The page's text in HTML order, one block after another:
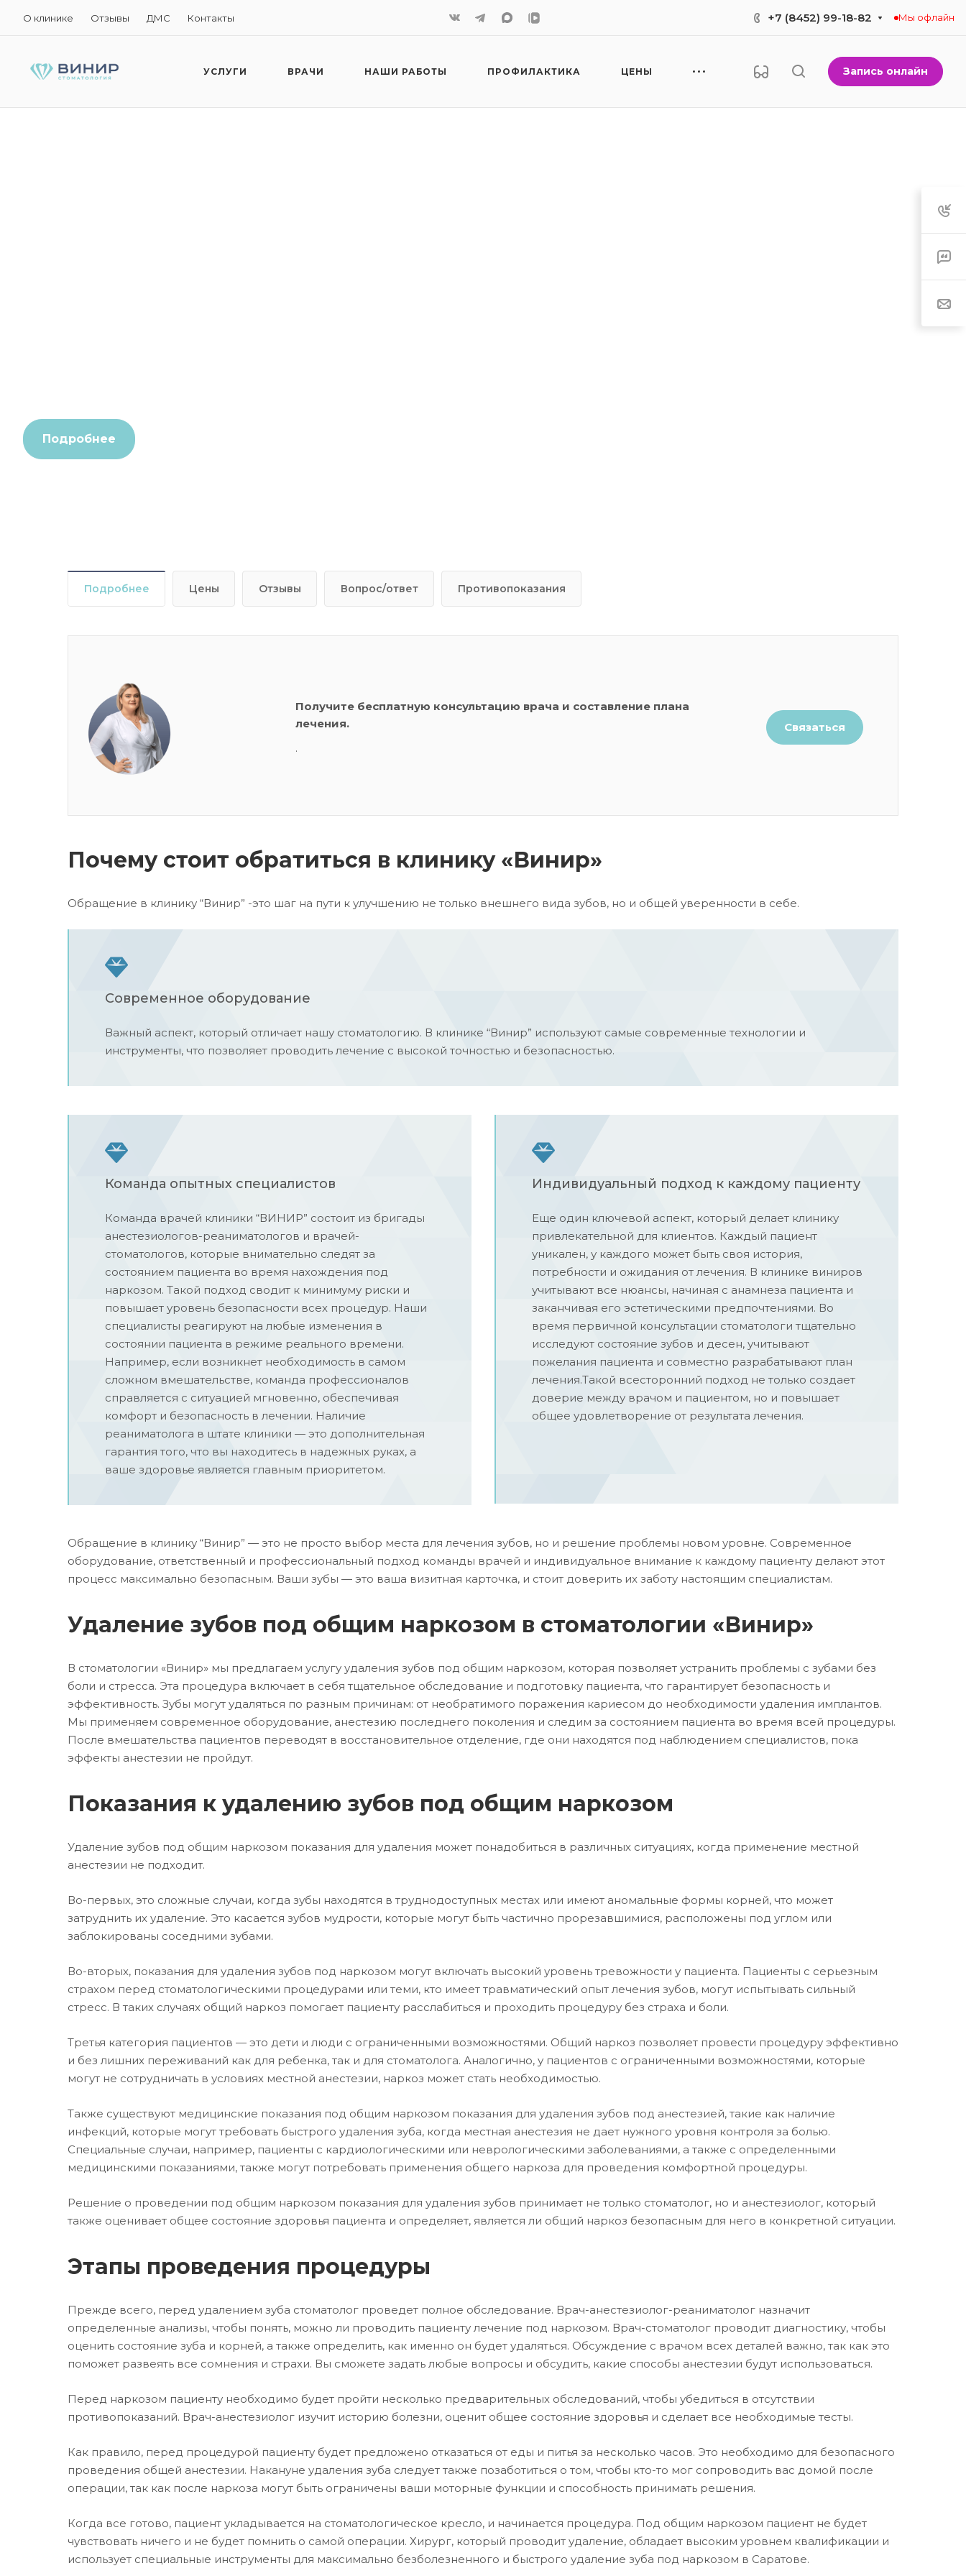
О клинике Отзывы ДМС Контакты +7 (8452) 99-18-82 Мы офлайн
УСЛУГИ ВРАЧИ НАШИ РАБОТЫ ПРОФИЛАКТИКА ЦЕНЫ Запись онлайн
Подробнее
Подробнее Цены Отзывы Вопрос/ответ Противопоказания
Получите бесплатную консультацию врача и составление плана
лечения.
.
Связаться
Почему стоит обратиться в клинику «Винир»
Обращение в клинику “Винир” -это шаг на пути к улучшению не только внешнего вида зубов, но и общей уверенности в себе.
Современное оборудование
Важный аспект, который отличает нашу стоматологию. В клинике “Винир” используют самые современные технологии и
инструменты, что позволяет проводить лечение с высокой точностью и безопасностью.
Команда опытных специалистов
Команда врачей клиники “ВИНИР” состоит из бригады
анестезиологов-реаниматологов и врачей-
стоматологов, которые внимательно следят за
состоянием пациента во время нахождения под
наркозом. Такой подход сводит к минимуму риски и
повышает уровень безопасности всех процедур. Наши
специалисты реагируют на любые изменения в
состоянии пациента в режиме реального времени.
Например, если возникнет необходимость в самом
сложном вмешательстве, команда профессионалов
справляется с ситуацией мгновенно, обеспечивая
комфорт и безопасность в лечении. Наличие
реаниматолога в штате клиники — это дополнительная
гарантия того, что вы находитесь в надежных руках, а
ваше здоровье является главным приоритетом.
Индивидуальный подход к каждому пациенту
Еще один ключевой аспект, который делает клинику
привлекательной для клиентов. Каждый пациент
уникален, у каждого может быть своя история,
потребности и ожидания от лечения. В клинике виниров
учитывают все нюансы, начиная с анамнеза пациента и
заканчивая его эстетическими предпочтениями. Во
время первичной консультации стоматологи тщательно
исследуют состояние зубов и десен, учитывают
пожелания пациента и совместно разрабатывают план
лечения.Такой всесторонний подход не только создает
доверие между врачом и пациентом, но и повышает
общее удовлетворение от результата лечения.
Обращение в клинику “Винир” — это не просто выбор места для лечения зубов, но и решение проблемы новом уровне. Современное
оборудование, ответственный и профессиональный подход команды врачей и индивидуальное внимание к каждому пациенту делают этот
процесс максимально безопасным. Ваши зубы — это ваша визитная карточка, и стоит доверить их заботу настоящим специалистам.
Удаление зубов под общим наркозом в стоматологии «Винир»
В стоматологии «Винир» мы предлагаем услугу удаления зубов под общим наркозом, которая позволяет устранить проблемы с зубами без
боли и стресса. Эта процедура включает в себя тщательное обследование и подготовку пациента, что гарантирует безопасность и
эффективность. Зубы могут удаляться по разным причинам: от необратимого поражения кариесом до необходимости удаления имплантов.
Мы применяем современное оборудование, анестезию последнего поколения и следим за состоянием пациента во время всей процедуры.
После вмешательства пациентов переводят в восстановительное отделение, где они находятся под наблюдением специалистов, пока
эффекты анестезии не пройдут.
Показания к удалению зубов под общим наркозом
Удаление зубов под общим наркозом показания для удаления может понадобиться в различных ситуациях, когда применение местной
анестезии не подходит.
Во-первых, это сложные случаи, когда зубы находятся в труднодоступных местах или имеют аномальные формы корней, что может
затруднить их удаление. Это касается зубов мудрости, которые могут быть частично прорезавшимися, расположены под углом или
заблокированы соседними зубами.
Во-вторых, показания для удаления зубов под наркозом могут включать высокий уровень тревожности у пациента. Пациенты с серьезным
страхом перед стоматологическими процедурами или теми, кто имеет травматический опыт лечения зубов, могут испытывать сильный
стресс. В таких случаях общий наркоз помогает пациенту расслабиться и проходить процедуру без страха и боли.
Третья категория пациентов — это дети и люди с ограниченными возможностями. Общий наркоз позволяет провести процедуру эффективно
и без лишних переживаний как для ребенка, так и для стоматолога. Аналогично, у пациентов с ограниченными возможностями, которые
могут не сотрудничать в условиях местной анестезии, наркоз может стать необходимостью.
Также существуют медицинские показания под общим наркозом показания для удаления зубов под анестезией, такие как наличие
инфекций, которые могут требовать быстрого удаления зуба, когда местная анестезия не дает нужного уровня контроля за болью.
Специальные случаи, например, пациенты с кардиологическими или неврологическими заболеваниями, а также с определенными
медицинскими показаниями, также могут потребовать применения общего наркоза для проведения комфортной процедуры.
Решение о проведении под общим наркозом показания для удаления зубов принимает не только стоматолог, но и анестезиолог, который
также оценивает общее состояние здоровья пациента и определяет, является ли общий наркоз безопасным для него в конкретной ситуации.
Этапы проведения процедуры
Прежде всего, перед удалением зуба стоматолог проведет полное обследование. Врач-анестезиолог-реаниматолог назначит
определенные анализы, чтобы понять, можно ли проводить пациенту лечение под наркозом. Врач-стоматолог проводит диагностику, чтобы
оценить состояние зуба и корней, а также определить, как именно он будет удаляться. Обсуждение с врачом всех деталей важно, так как это
поможет развеять все сомнения и страхи. Вы сможете задать любые вопросы и обсудить, какие способы анестезии будут использоваться.
Перед наркозом пациенту необходимо будет пройти несколько предварительных обследований, чтобы убедиться в отсутствии
противопоказаний. Врач-анестезиолог изучит историю болезни, оценит общее состояние здоровья и сделает все необходимые тесты.
Как правило, перед процедурой пациенту будет предложено отказаться от еды и питья за несколько часов. Это необходимо для безопасного
проведения общей анестезии. Накануне удаления зуба следует также позаботиться о том, чтобы кто-то мог сопроводить вас домой после
операции, так как после наркоза могут быть ограничены ваши моторные функции и способность принимать решения.
Когда все готово, пациент укладывается на стоматологическое кресло, и начинается процедура. Под общим наркозом пациент не будет
чувствовать ничего и не будет помнить о самой операции. Хирург, который проводит удаление, обладает высоким уровнем квалификации и
использует специальные инструменты для максимально безболезненного и быстрого удаление зуба под наркозом в Саратове.